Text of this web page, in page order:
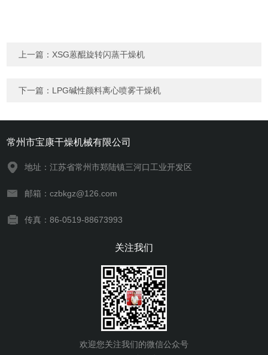
上一篇： XSG蒽醌旋转闪蒸干燥机
下一篇： LPG碱性颜料离心喷雾干燥机
常州市宝康干燥机械有限公司
地址：江苏省常州市郑陆镇三河口工业开发区
邮箱：czbkgz@126.com
传真：86-0519-88673993
关注我们
欢迎您关注我们的微信公众号